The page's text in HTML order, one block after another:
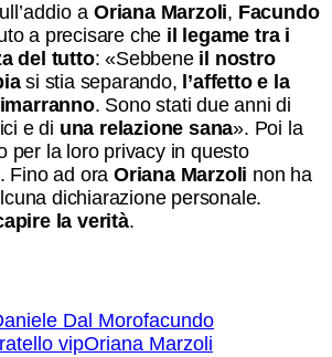
a Oriana Marzoli, Facundo
a precisare che il legame tra i
del tutto: «Sebbeneil nostro
si stia separando, l’affetto e la
. Sono stati due anni di
e di una relazione sana». Poi la
per la loro privacy in questo
Fino ad oraOriana Marzoli non ha
dichiarazione personale.
la verità.
Dal Morofacundo
vipOriana Marzoli